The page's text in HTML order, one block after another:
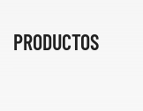
PRODUCTOS